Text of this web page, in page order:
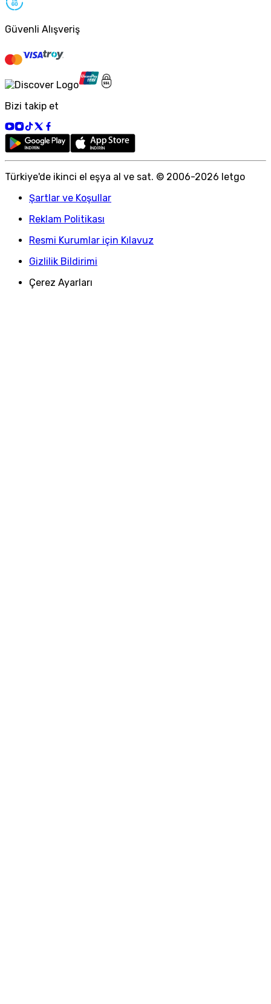
Güvenli Alışveriş
Bizi takip et
Türkiye'de ikinci el eşya al ve sat. © 2006-2026 letgo
Şartlar ve Koşullar
Reklam Politikası
Resmi Kurumlar için Kılavuz
Gizlilik Bildirimi
Çerez Ayarları